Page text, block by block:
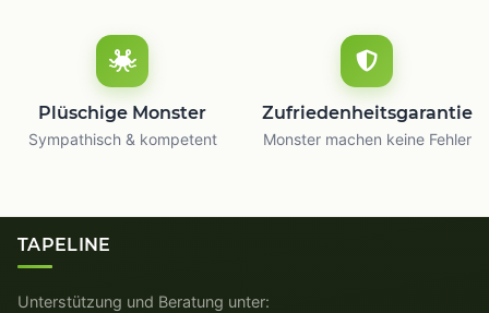
Plüschige Monster
Sympathisch & kompetent
Zufriedenheitsgarantie
Monster machen keine Fehler
TAPELINE
Unterstützung und Beratung unter: